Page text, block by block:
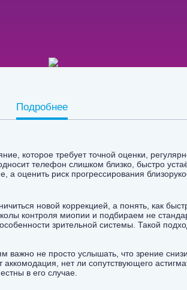
Подробнее
которое требует точной оценки,
телефон слишком близко, быстро
оценить риск прогрессирования
новой коррекцией, а понять, как
контроля миопии и подбираем не
зрительной системы. Такой
важно не просто услышать, что зрение
нет ли сопутствующего
в его случае.